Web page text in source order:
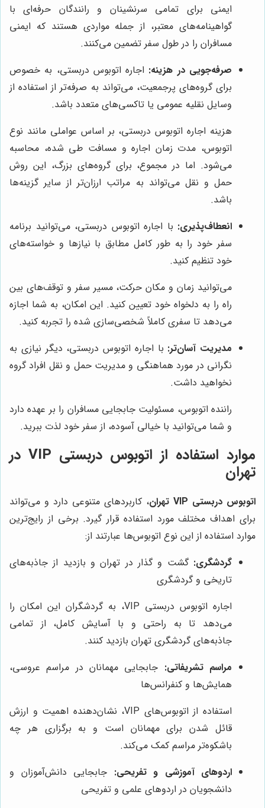
ایمنی برای تمامی سرنشینان و رانندگان حرفه‌ای با
گواهینامه‌های معتبر، از جمله مواردی هستند که ایمنی
مسافران را در طول سفر تضمین می‌کنند.
صرفه‌جویی در هزینه: اجاره اتوبوس دربستی، به خصوص
برای گروه‌های پرجمعیت، می‌تواند به صرفه‌تر از استفاده از
وسایل نقلیه عمومی یا تاکسی‌های متعدد باشد.
هزینه اجاره اتوبوس دربستی، بر اساس عواملی مانند نوع
اتوبوس، مدت زمان اجاره و مسافت طی شده، محاسبه
می‌شود. اما در مجموع، برای گروه‌های بزرگ، این روش
حمل و نقل می‌تواند به مراتب ارزان‌تر از سایر گزینه‌ها
باشد.
انعطاف‌پذیری: با اجاره اتوبوس دربستی، می‌توانید برنامه
سفر خود را به طور کامل مطابق با نیازها و خواسته‌های
خود تنظیم کنید.
می‌توانید زمان و مکان حرکت، مسیر سفر و توقف‌های بین
راه را به دلخواه خود تعیین کنید. این امکان، به شما اجازه
می‌دهد تا سفری کاملاً شخصی‌سازی شده را تجربه کنید.
مدیریت آسان‌تر: با اجاره اتوبوس دربستی، دیگر نیازی به
نگرانی در مورد هماهنگی و مدیریت حمل و نقل افراد گروه
نخواهید داشت.
راننده اتوبوس، مسئولیت جابجایی مسافران را بر عهده دارد
و شما می‌توانید با خیالی آسوده، از سفر خود لذت ببرید.
موارد استفاده از اتوبوس دربستی VIP در
تهران
اتوبوس دربستی VIP تهران
، کاربردهای متنوعی دارد و می‌تواند
برای اهداف مختلف مورد استفاده قرار گیرد. برخی از رایج‌ترین
موارد استفاده از این نوع اتوبوس‌ها عبارتند از:
گردشگری: گشت و گذار در تهران و بازدید از جاذبه‌های
تاریخی و گردشگری
اجاره اتوبوس دربستی VIP، به گردشگران این امکان را
می‌دهد تا به راحتی و با آسایش کامل، از تمامی
جاذبه‌های گردشگری تهران بازدید کنند.
مراسم تشریفاتی: جابجایی مهمانان در مراسم عروسی،
همایش‌ها و کنفرانس‌ها
استفاده از اتوبوس‌های VIP، نشان‌دهنده اهمیت و ارزش
قائل شدن برای مهمانان است و به برگزاری هر چه
باشکوه‌تر مراسم کمک می‌کند.
اردوهای آموزشی و تفریحی: جابجایی دانش‌آموزان و
دانشجویان در اردوهای علمی و تفریحی